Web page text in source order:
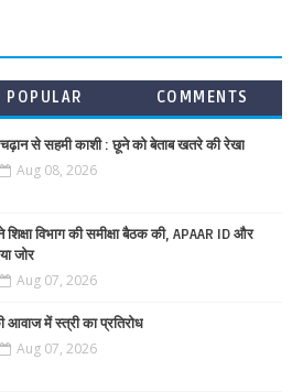
POPULAR COMMENTS
चढ़ान से सहमी काशी : छूने को बेताब खतरे की रेखा
Aug 08, 2026
विभाग की समीक्षा बैठक की, APAAR ID और
जोर
Aug 07, 2026
आवाज में स्त्री का प्रतिरोध
Aug 07, 2026